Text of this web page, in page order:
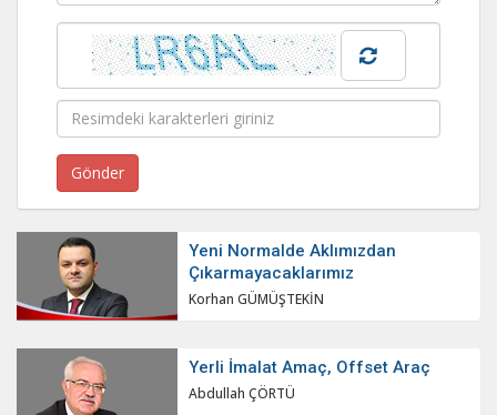
Yeni Normalde Aklımızdan
Çıkarmayacaklarımız
Korhan GÜMÜŞTEKİN
Yerli İmalat Amaç, Offset Araç
Abdullah ÇÖRTÜ